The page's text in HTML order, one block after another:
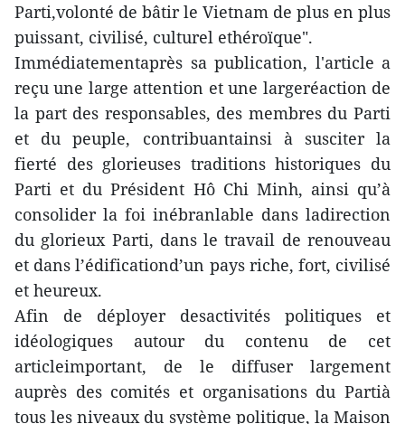
Parti,volonté de bâtir le Vietnam de plus en plus
puissant, civilisé, culturel ethéroïque".
Immédiatementaprès sa publication, l'article a
reçu une large attention et une largeréaction de
la part des responsables, des membres du Parti
et du peuple, contribuantainsi à susciter la
fierté des glorieuses traditions historiques du
Parti et du Président Hô Chi Minh, ainsi qu’à
consolider la foi inébranlable dans ladirection
du glorieux Parti, dans le travail de renouveau
et dans l’édificationd’un pays riche, fort, civilisé
et heureux.
Afin de déployer desactivités politiques et
idéologiques autour du contenu de cet
articleimportant, de le diffuser largement
auprès des comités et organisations du Partià
tous les niveaux du système politique, la Maison